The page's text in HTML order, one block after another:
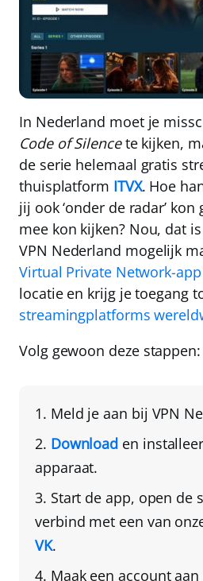
In Nederland moet je
Code of Silencete kijken,
de serie helemaal gratis
thuisplatform ITVX. Hoe
jij ook ‘onder de radar’
mee kon kijken? Nou, dat
VPN Nederland mogelijk
Virtual Private Network-app
locatie en krijg je toegang
streamingplatforms
Volg gewoon deze stappen:
Meld je aan bij VPN
Download en
apparaat.
Start de app, open de
verbind met een van
VK.
Maak een account aan